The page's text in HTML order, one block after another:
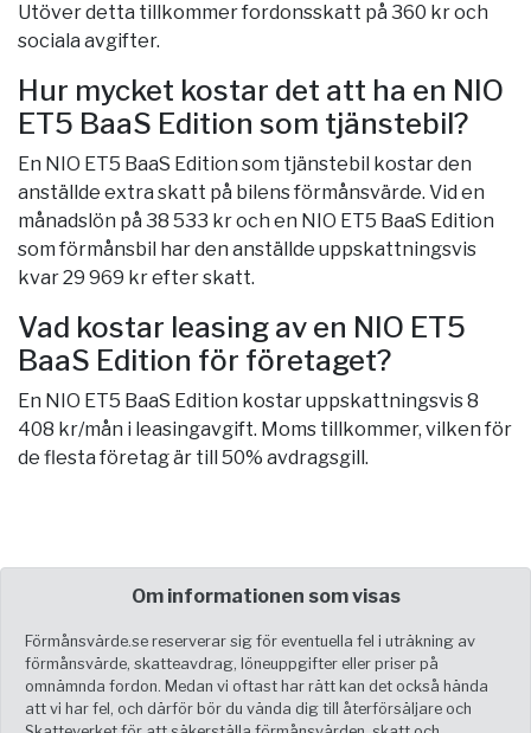
Utöver detta tillkommer fordonsskatt på 360 kr och
sociala avgifter.
Hur mycket kostar det att ha en NIO
ET5 BaaS Edition som tjänstebil?
En NIO ET5 BaaS Edition som tjänstebil kostar den
anställde extra skatt på bilens förmånsvärde. Vid en
månadslön på 38 533 kr och en NIO ET5 BaaS Edition
som förmånsbil har den anställde uppskattningsvis
kvar 29 969 kr efter skatt.
Vad kostar leasing av en NIO ET5
BaaS Edition för företaget?
En NIO ET5 BaaS Edition kostar uppskattningsvis 8
408 kr/mån i leasingavgift. Moms tillkommer, vilken för
de flesta företag är till 50% avdragsgill.
Om informationen som visas
Förmånsvärde.se reserverar sig för eventuella fel i uträkning av
förmånsvärde, skatteavdrag, löneuppgifter eller priser på
omnämnda fordon. Medan vi oftast har rätt kan det också hända
att vi har fel, och därför bör du vända dig till återförsäljare och